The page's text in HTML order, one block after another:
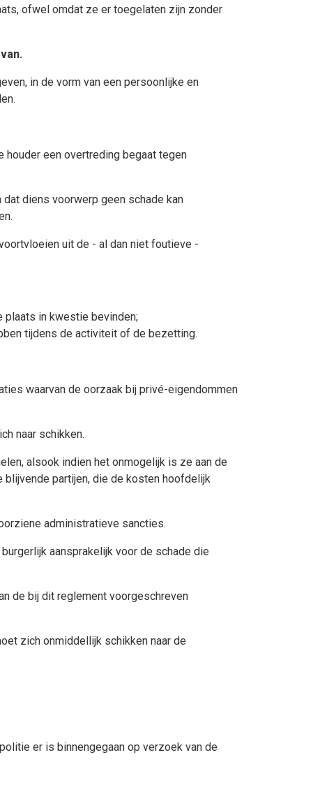
ofwel omdat ze er toegelaten zijn zonder
in de vorm van een persoonlijke en
houder een overtreding begaat tegen
diens voorwerp geen schade kan
uit de - al dan niet foutieve -
plaats in kwestie bevinden;
tijdens de activiteit of de bezetting.
waarvan de oorzaak bij privé-eigendommen
naar schikken.
alsook indien het onmogelijk is ze aan de
blijvende partijen, die de kosten hoofdelijk
administratieve sancties.
aansprakelijk voor de schade die
de bij dit reglement voorgeschreven
zich onmiddellijk schikken naar de
er is binnengegaan op verzoek van de